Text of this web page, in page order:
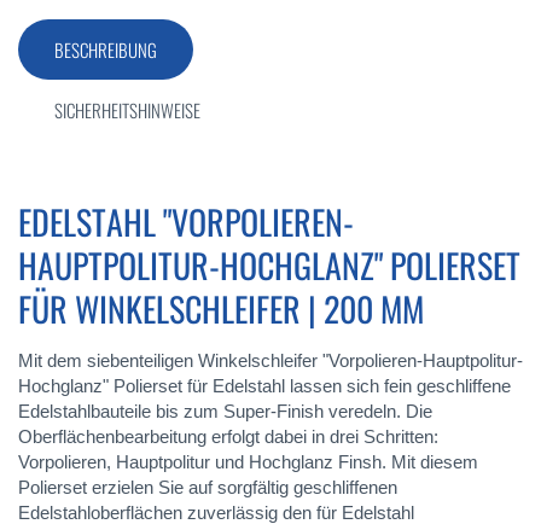
BESCHREIBUNG
EDELSTAHL "VORPOLIEREN-
HAUPTPOLITUR-HOCHGLANZ" POLIERSET
FÜR WINKELSCHLEIFER | 200 MM
Mit dem siebenteiligen Winkelschleifer "Vorpolieren-Hauptpolitur-
Hochglanz" Polierset für Edelstahl lassen sich fein geschliffene
Edelstahlbauteile bis zum Super-Finish veredeln. Die
Oberflächenbearbeitung erfolgt dabei in drei Schritten:
Vorpolieren, Hauptpolitur und Hochglanz Finsh. Mit diesem
Polierset erzielen Sie auf sorgfältig geschliffenen
Edelstahloberflächen zuverlässig den für Edelstahl
SICHERHEITSHINWEISE